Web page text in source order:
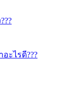
อะไรดี???